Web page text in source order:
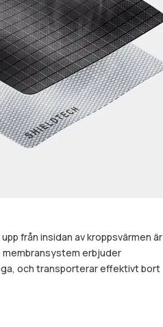
från insidan av kroppsvärmen är
membransystem erbjuder
och transporterar effektivt bort